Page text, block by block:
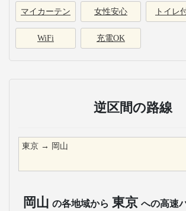
マイカーテン 女性安心 トイレ
WiFi 充電OK
逆区間の路線
東京 → 岡山
岡山 の各地域から 東京 への高速